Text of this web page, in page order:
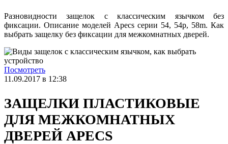
Разновидности защелок с классическим язычком без
фиксации. Описание моделей Apecs серии 54, 54p, 58m. Как
выбрать защелку без фиксации для межкомнатных дверей.
Посмотреть
11.09.2017 в 12:38
ЗАЩЕЛКИ ПЛАСТИКОВЫЕ
ДЛЯ МЕЖКОМНАТНЫХ
ДВЕРЕЙ APECS